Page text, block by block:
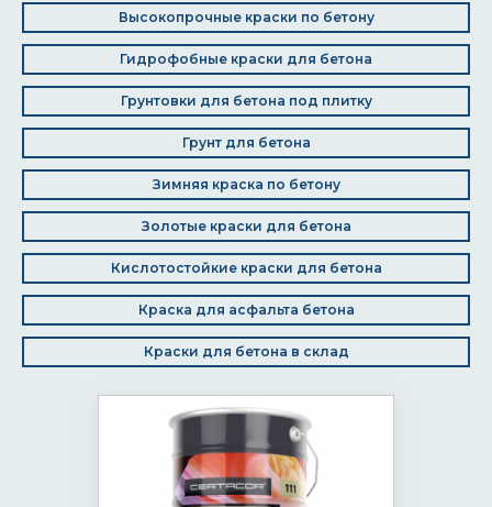
Высокопрочные краски по бетону
Гидрофобные краски для бетона
Грунтовки для бетона под плитку
Грунт для бетона
Зимняя краска по бетону
Золотые краски для бетона
Кислотостойкие краски для бетона
Краска для асфальта бетона
Краски для бетона в склад